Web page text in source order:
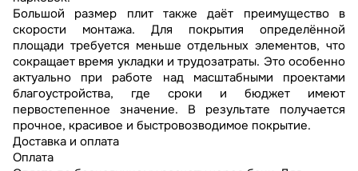
Большой размер плит также даёт преимущество в
скорости монтажа. Для покрытия определённой
площади требуется меньше отдельных элементов, что
сокращает время укладки и трудозатраты. Это особенно
актуально при работе над масштабными проектами
благоустройства, где сроки и бюджет имеют
первостепенное значение. В результате получается
прочное, красивое и быстровозводимое покрытие.
Доставка и оплата
Оплата